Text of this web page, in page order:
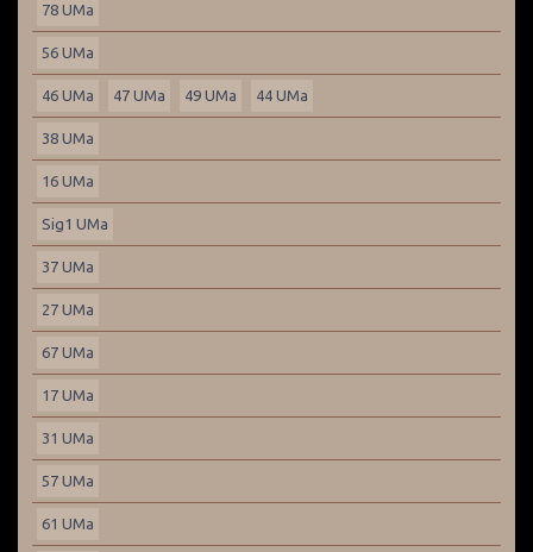
78 UMa
56 UMa
46 UMa 47 UMa 49 UMa 44 UMa
38 UMa
16 UMa
Sig1 UMa
37 UMa
27 UMa
67 UMa
17 UMa
31 UMa
57 UMa
61 UMa